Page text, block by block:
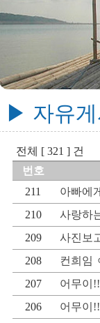
▶ 자유
전체 [ 321 ] 건
번호
211
아빠에
210
사랑하
209
사진보
208
컨희임
207
어무이
206
어무이